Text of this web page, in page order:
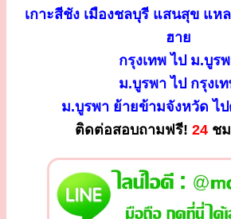
เกาะสีชัง เมืองชลบุรี แสนสุข แห
ฮาย
กรุงเทพ ไป ม.บูร
ม.บูรพา ไป กรุงเ
ม.บูรพา ย้ายข้ามจังหวัด ไ
ติดต่อสอบถามฟรี! 24 ช